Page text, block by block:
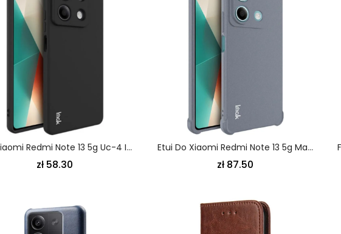
Etui Xiaomi Redmi Note 13 5g Uc-4 Imak CZarny Etui Ochronne
zł 58.30
Etui Do Xiaomi Redmi Note 13 5g Matowe Wykończenie Imak
zł 87.50